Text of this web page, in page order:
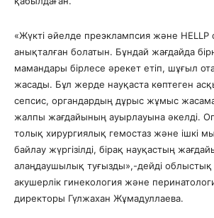
«Жүкті әйелде преэклампсия және
анықталған болатын. Бұндай жағдайда
мамандары бірлесе әрекет етіп, шұғыл
жасады. Бұл жерде науқаста көптеген
сепсис, органдардың дұрыс жұмыс
жалпы жағдайының ауырлауына әкелді.
толық хирургиялық гемостаз және ішкі
байлау жүргізілді, бірақ науқастың
алаңдаушылық туғызды»,-дейді облыстық
акушерлік гинекология және
директоры Гүлжахан Жұмадуллаева.